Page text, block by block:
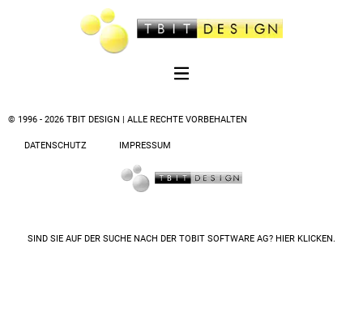
© 1996 - 2026 TBIT DESIGN | ALLE RECHTE VORBEHALTEN
DATENSCHUTZ IMPRESSUM
SIND SIE AUF DER SUCHE NACH DER TOBIT SOFTWARE AG? HIER KLICKEN.